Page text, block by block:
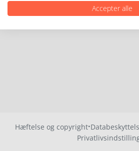
Hæftelse og copyright·
Accepter alle